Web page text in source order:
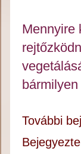
Mennyire
További